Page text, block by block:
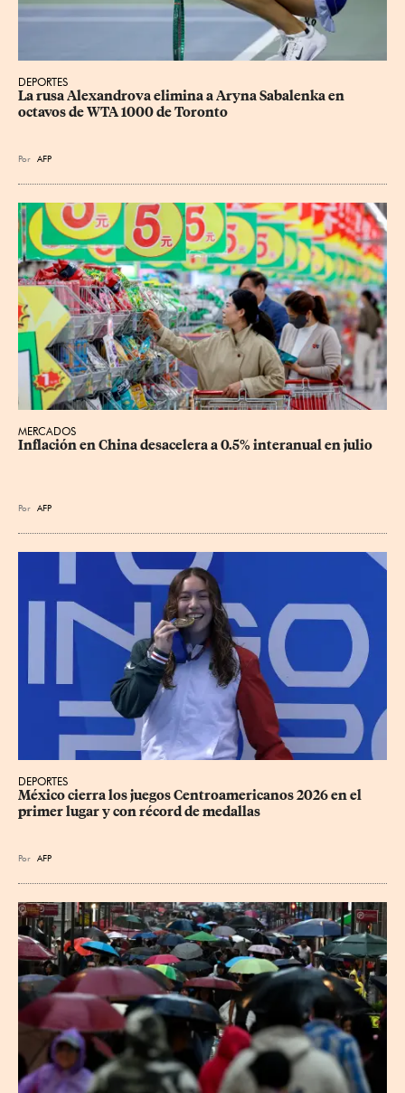
DEPORTES
La rusa Alexandrova elimina a Aryna Sabalenka en
octavos de WTA 1000 de Toronto
Por AFP
MERCADOS
Inflación en China desacelera a 0.5% interanual en julio
Por AFP
DEPORTES
México cierra los juegos Centroamericanos 2026 en el
primer lugar y con récord de medallas
Por AFP